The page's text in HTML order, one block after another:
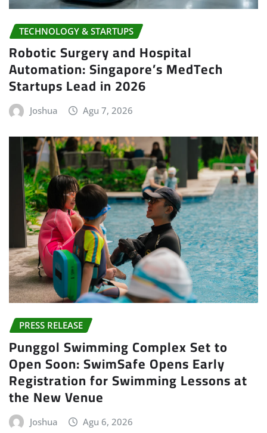
TECHNOLOGY & STARTUPS
Robotic Surgery and Hospital
Automation: Singapore’s MedTech
Startups Lead in 2026
Joshua Agu 7, 2026
PRESS RELEASE
Punggol Swimming Complex Set to
Open Soon: SwimSafe Opens Early
Registration for Swimming Lessons at
the New Venue
Joshua Agu 6, 2026